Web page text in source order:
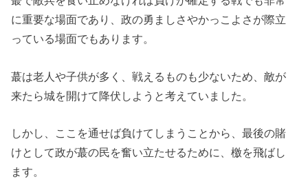
に重要な場面であり、政の勇ましさやかっこよさが際立
っている場面でもあります。
蕞は老人や子供が多く、戦えるものも少ないため、敵が
来たら城を開けて降伏しようと考えていました。
しかし、ここを通せば負けてしまうことから、最後の賭
けとして政が蕞の民を奮い立たせるために、檄を飛ばし
ます。